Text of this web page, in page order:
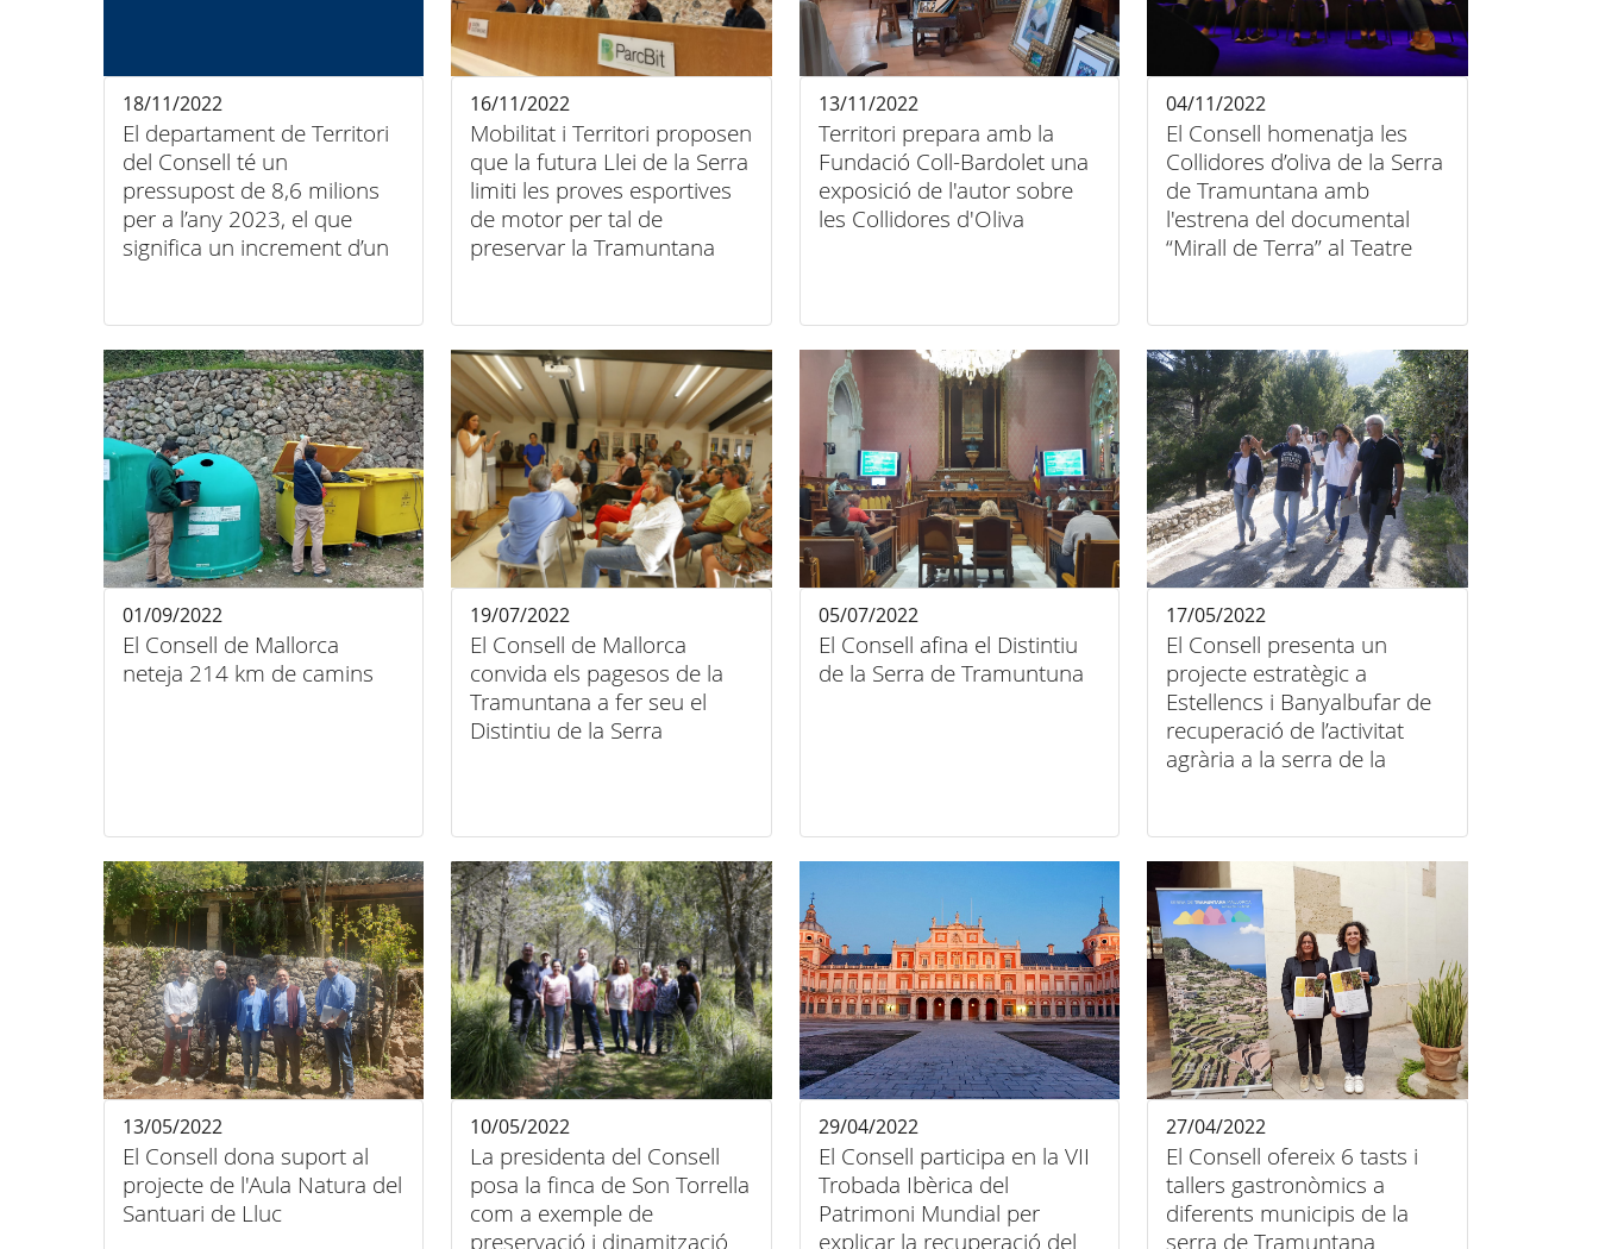
El departament de Territori
del Consell té un
pressupost de 8,6 milions
per a l’any 2023, el que
significa un increment d’un
18/11/2022
Mobilitat i Territori proposen
que la futura Llei de la Serra
limiti les proves esportives
de motor per tal de
preservar la Tramuntana
16/11/2022
Territori prepara amb la
Fundació Coll-Bardolet una
exposició de l'autor sobre
les Collidores d'Oliva
13/11/2022
El Consell homenatja les
Collidores d’oliva de la Serra
de Tramuntana amb
l'estrena del documental
“Mirall de Terra” al Teatre
04/11/2022
El Consell de Mallorca
neteja 214 km de camins
01/09/2022
El Consell de Mallorca
convida els pagesos de la
Tramuntana a fer seu el
Distintiu de la Serra
19/07/2022
El Consell afina el Distintiu
de la Serra de Tramuntuna
05/07/2022
El Consell presenta un
projecte estratègic a
Estellencs i Banyalbufar de
recuperació de l’activitat
agrària a la serra de la
17/05/2022
El Consell dona suport al
projecte de l'Aula Natura del
Santuari de Lluc
13/05/2022
La presidenta del Consell
posa la finca de Son Torrella
com a exemple de
preservació i dinamització
10/05/2022
El Consell participa en la VII
Trobada Ibèrica del
Patrimoni Mundial per
explicar la recuperació del
29/04/2022
El Consell ofereix 6 tasts i
tallers gastronòmics a
diferents municipis de la
serra de Tramuntana
27/04/2022